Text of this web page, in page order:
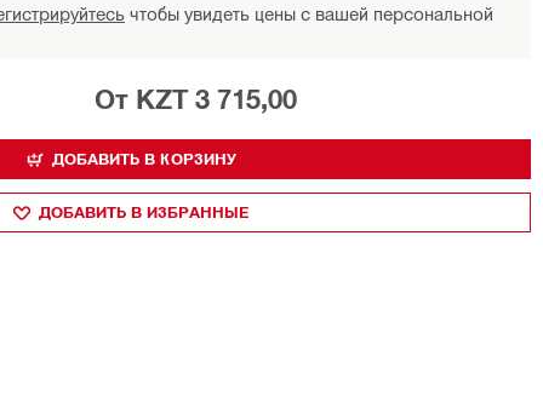
чтобы увидеть цены с вашей персональной
От KZT 3 715,00
ДОБАВИТЬ В КОРЗИНУ
ДОБАВИТЬ В ИЗБРАННЫЕ